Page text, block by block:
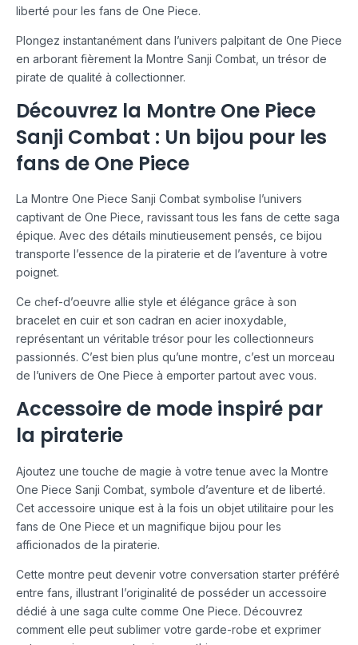
liberté pour les fans de One Piece.
Plongez instantanément dans l’univers palpitant de One Piece
en arborant fièrement la Montre Sanji Combat, un trésor de
pirate de qualité à collectionner.
Découvrez la Montre One Piece
Sanji Combat : Un bijou pour les
fans de One Piece
La Montre One Piece Sanji Combat symbolise l’univers
captivant de One Piece, ravissant tous les fans de cette saga
épique. Avec des détails minutieusement pensés, ce bijou
transporte l’essence de la piraterie et de l’aventure à votre
poignet.
Ce chef-d’oeuvre allie style et élégance grâce à son
bracelet en cuir et son cadran en acier inoxydable,
représentant un véritable trésor pour les collectionneurs
passionnés. C’est bien plus qu’une montre, c’est un morceau
de l’univers de One Piece à emporter partout avec vous.
Accessoire de mode inspiré par
la piraterie
Ajoutez une touche de magie à votre tenue avec la Montre
One Piece Sanji Combat, symbole d’aventure et de liberté.
Cet accessoire unique est à la fois un objet utilitaire pour les
fans de One Piece et un magnifique bijou pour les
afficionados de la piraterie.
Cette montre peut devenir votre conversation starter préféré
entre fans, illustrant l’originalité de posséder un accessoire
dédié à une saga culte comme One Piece. Découvrez
comment elle peut sublimer votre garde-robe et exprimer